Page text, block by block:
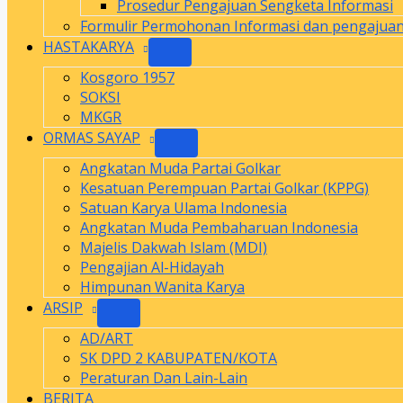
Prosedur Pengajuan Sengketa Informasi
Formulir Permohonan Informasi dan
HASTAKARYA
Kosgoro 1957
SOKSI
MKGR
ORMAS SAYAP
Angkatan Muda Partai Golkar
Kesatuan Perempuan Partai Golkar (KPPG)
Satuan Karya Ulama Indonesia
Angkatan Muda Pembaharuan Indonesia
Majelis Dakwah Islam (MDI)
Pengajian Al-Hidayah
Himpunan Wanita Karya
ARSIP
AD/ART
SK DPD 2 KABUPATEN/KOTA
Peraturan Dan Lain-Lain
BERITA